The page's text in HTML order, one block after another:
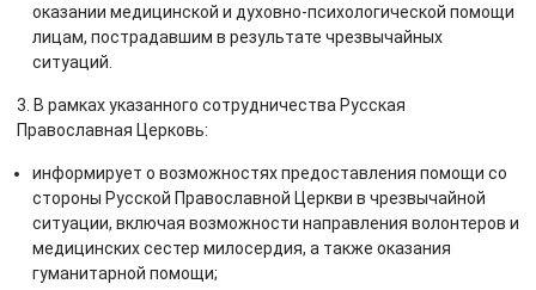
оказании медицинской и духовно-психологической помощи
лицам, пострадавшим в результате чрезвычайных
ситуаций.
3. В рамках указанного сотрудничества Русская
Православная Церковь:
информирует о возможностях предоставления помощи со
стороны Русской Православной Церкви в чрезвычайной
ситуации, включая возможности направления волонтеров и
медицинских сестер милосердия, а также оказания
гуманитарной помощи;